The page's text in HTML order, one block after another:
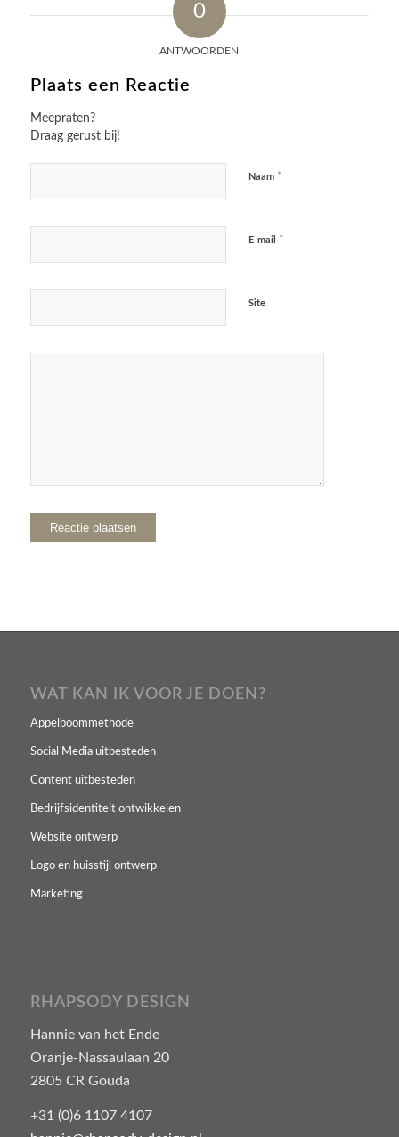
0
ANTWOORDEN
Plaats een Reactie
Meepraten?
Draag gerust bij!
Naam *
E-mail *
Site
WAT KAN IK VOOR JE DOEN?
Appelboommethode
Social Media uitbesteden
Content uitbesteden
Bedrijfsidentiteit ontwikkelen
Website ontwerp
Logo en huisstijl ontwerp
Marketing
RHAPSODY DESIGN
Hannie van het Ende
Oranje-Nassaulaan 20
2805 CR Gouda
+31 (0)6 1107 4107